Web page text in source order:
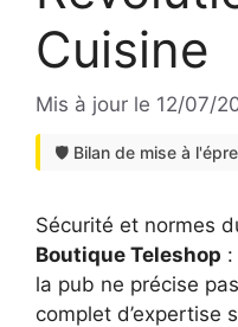
Cuisine
Mis à jour le 12/07/
🛡️ Bilan de mise à
Sécurité et normes
Boutique Teleshop
la pub ne précise
complet d’expertise